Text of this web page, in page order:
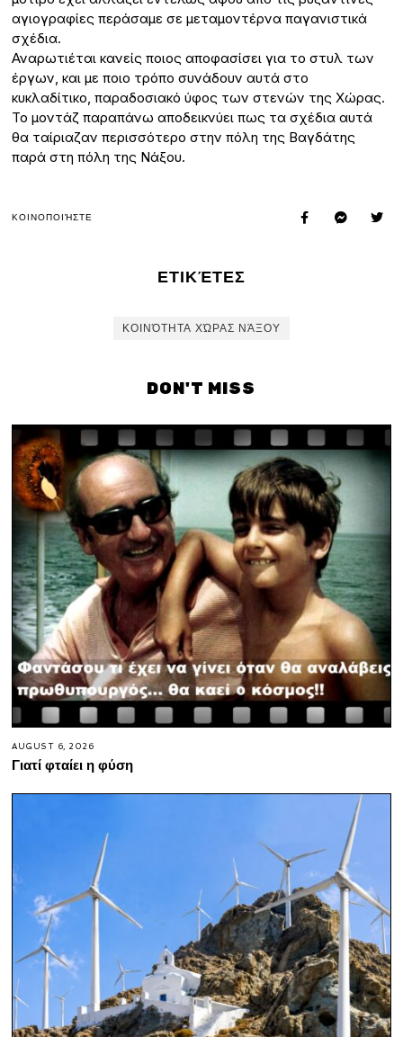
αγιογραφίες περάσαμε σε μεταμοντέρνα παγανιστικά
σχέδια.
Αναρωτιέται κανείς ποιος αποφασίσει για το στυλ των
έργων, και με ποιο τρόπο συνάδουν αυτά στο
κυκλαδίτικο, παραδοσιακό ύφος των στενών της Χώρας.
Το μοντάζ παραπάνω αποδεικνύει πως τα σχέδια αυτά
θα ταίριαζαν περισσότερο στην πόλη της Βαγδάτης
παρά στη πόλη της Νάξου.
ΚΟΙΝΟΠΟΙΉΣΤΕ
ΕΤΙΚΈΤΕΣ
ΚΟΙΝΌΤΗΤΑ ΧΏΡΑΣ ΝΆΞΟΥ
DON'T MISS
AUGUST 6, 2026
Γιατί φταίει η φύση